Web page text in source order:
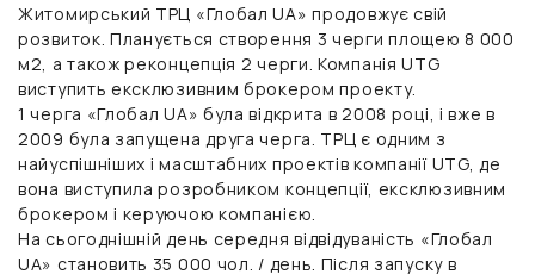
Житомирський ТРЦ «Глобал UA» продовжує свій
розвиток. Планується створення 3 черги площею 8 000
м2, а також реконцепція 2 черги. Компанія UTG
виступить ексклюзивним брокером проекту.
1 черга «Глобал UA» була відкрита в 2008 році, і вже в
2009 була запущена друга черга. ТРЦ є одним з
найуспішніших і масштабних проектів компанії UTG, де
вона виступила розробником концепції, ексклюзивним
брокером і керуючою компанією.
На сьогоднішній день середня відвідуваність «Глобал
UA» становить 35 000 чол. / день. Після запуску в